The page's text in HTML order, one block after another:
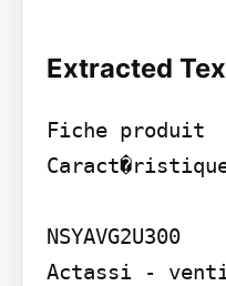
Extracted
Fiche produit
NSYAVG2U300
Actassi -